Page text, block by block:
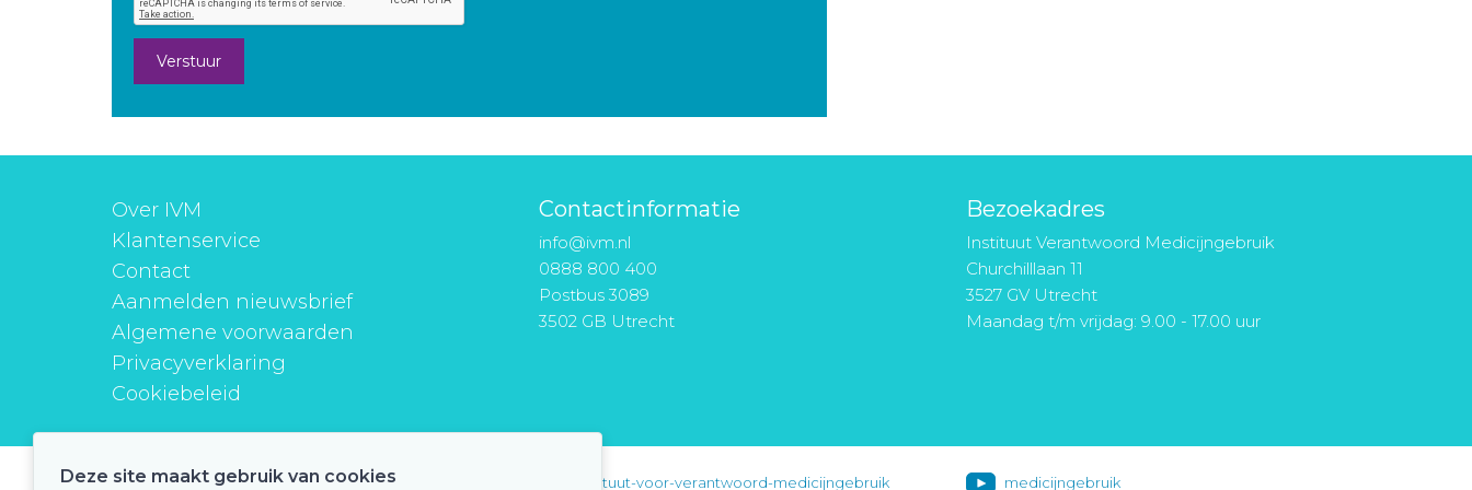
Verstuur
Over IVM
Klantenservice
Contact
Aanmelden nieuwsbrief
Algemene voorwaarden
Privacyverklaring
Cookiebeleid
Contactinformatie
info@ivm.nl
0888 800 400
Postbus 3089
3502 GB Utrecht
Bezoekadres
Instituut Verantwoord Medicijngebruik
Churchilllaan 11
3527 GV Utrecht
Maandag t/m vrijdag: 9.00 - 17.00 uur
instituutverantwoordmedicijngebruik instituut-voor-verantwoord-medicijngebruik medicijngebruik
Deze site maakt gebruik van cookies